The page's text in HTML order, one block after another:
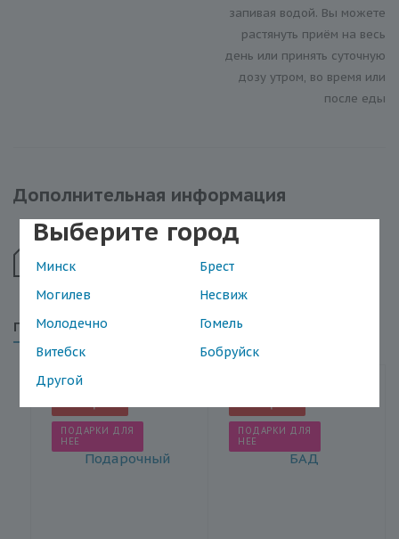
Выберите город
Минск
Брест
Могилев
Несвиж
Молодечно
Гомель
Витебск
Бобруйск
Другой
запивая водой. Вы можете
растянуть приём на весь
день или принять суточную
дозу утром, во время или
после еды
Дополнительная информация
1,5 мб
Похожие товары
ПОДАРКИ ДЛЯ
НЕЕ
ПОДАРКИ ДЛЯ
НЕЕ